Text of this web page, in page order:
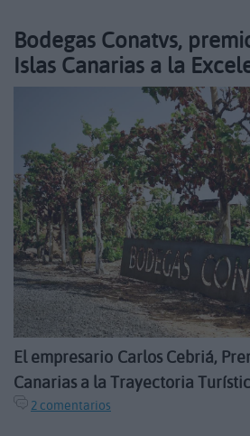
Bodegas Conatvs,
Islas Canarias a la
El empresario Carlos Cebriá,
Canarias a la Trayectoria
2 comentarios